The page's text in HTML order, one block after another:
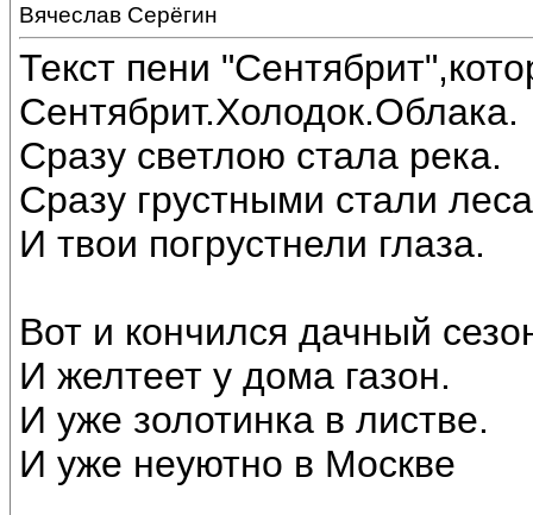
Вячеслав Серёгин
Текст пени
Сентябрит.Холодок.Облака.
Сразу светлою стала река.
Сразу грустными стали
И твои погрустнели глаза.
Вот и кончился дачный
И желтеет у дома газон.
И уже золотинка в листве.
И уже неуютно в Москве